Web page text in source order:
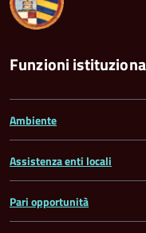
Funzioni
Ambiente
Assistenza enti locali
Pari opportunità